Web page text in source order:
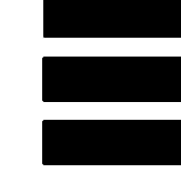
Naciones Unidas.
intervención
Argentina, con la
la junta militar
Aristide, quien
Durante su
atención a los